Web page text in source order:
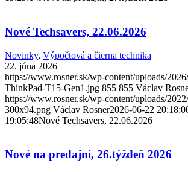
Nové Techsavers, 22.06.2026
Novinky, Výpočtová a čierna technika
22. júna 2026
https://www.rosner.sk/wp-content/uploads/
ThinkPad-T15-Gen1.jpg 855 855 Václav
https://www.rosner.sk/wp-content/uploads/
300x94.png Václav Rosner2026-06-22
19:05:48Nové Techsavers, 22.06.2026
Nové na predajni, 26.týždeň 2026